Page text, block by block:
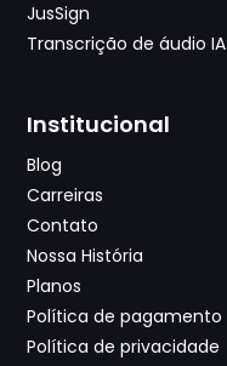
JusSign
Transcrição de áudio IA
Institucional
Blog
Carreiras
Contato
Nossa História
Planos
Política de pagamento
Política de privacidade